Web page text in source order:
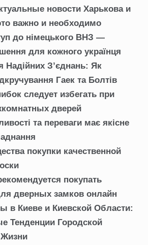
новости Харькова и
важно и необходимо
до німецького ВНЗ —
для кожного українця
Надійних З’єднань: Як
Гаек та Болтів
следует избегать при
дверей
та переваги має якісне
покупки качественной
покупать
дверных замков онлайн
в Киеве и Киевской Области:
Тенденции Городской